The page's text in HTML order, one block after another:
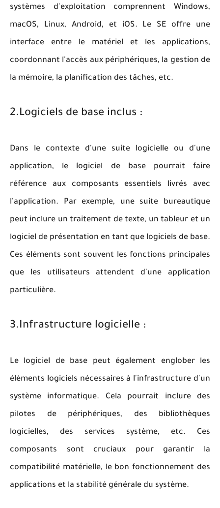
systèmes d'exploitation comprennent Windows,
macOS, Linux, Android, et iOS. Le SE offre une
interface entre le matériel et les applications,
coordonnant l'accès aux périphériques, la gestion de
la mémoire, la planification des tâches, etc.
2.Logiciels de base inclus :
Dans le contexte d'une suite logicielle ou d'une
application, le logiciel de base pourrait faire
référence aux composants essentiels livrés avec
l'application. Par exemple, une suite bureautique
peut inclure un traitement de texte, un tableur et un
logiciel de présentation en tant que logiciels de base.
Ces éléments sont souvent les fonctions principales
que les utilisateurs attendent d'une application
particulière.
3.Infrastructure logicielle :
Le logiciel de base peut également englober les
éléments logiciels nécessaires à l'infrastructure d'un
système informatique. Cela pourrait inclure des
pilotes de périphériques, des bibliothèques
logicielles, des services système, etc. Ces
composants sont cruciaux pour garantir la
compatibilité matérielle, le bon fonctionnement des
applications et la stabilité générale du système.